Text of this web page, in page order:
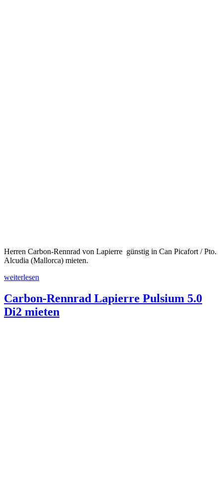
Herren Carbon-Rennrad von Lapierre günstig in Can Picafort / Pto.
Alcudia (Mallorca) mieten.
„Carbon-
Lapierre
Pulsium
5.0
weiterlesen
Carbon-Rennrad Lapierre Pulsium 5.0
Di2 mieten